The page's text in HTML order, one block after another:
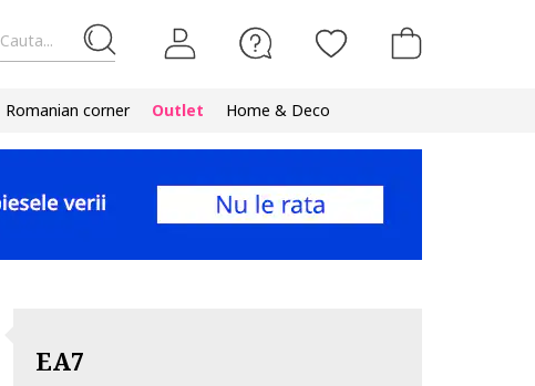
Cauta...
Romanian corner Outlet Home & Deco
EA7